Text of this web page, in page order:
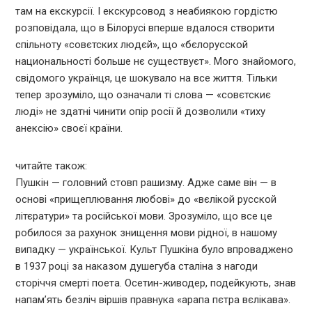
там на екскурсії. І екскурсовод з неабиякою гордістю
розповідала, що в Білорусі вперше вдалося створити
спільноту «совєтских людєй», що «бєлорусской
национальності больше нє существуєт». Мого знайомого,
свідомого українця, це шокувало на все життя. Тільки
тепер зрозуміло, що означали ті слова — «совєтскиє
люді» не здатні чинити опір росії й дозволили «тиху
анексію» своєї країни.
читайте також:
Пушкін — головний стовп рашизму. Адже саме він — в
основі «прищеплювання любові» до «вєлікой русской
літєратури» та російської мови. Зрозуміло, що все це
робилося за рахунок знищення мови рідної, в нашому
випадку — української. Культ Пушкіна було впроваджено
в 1937 році за наказом душегуба сталіна з нагоди
сторіччя смерті поета. Осетин-живодер, подейкують, знав
напамʼять безліч віршів правнука «арапа пєтра вєлікава».